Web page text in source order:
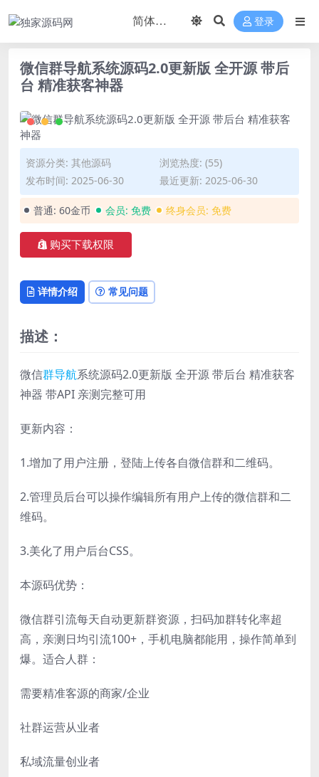
登录
微信群导航系统源码2.0更新版 全开源 带后
台 精准获客神器
资源分类: 其他源码
浏览热度: (55)
发布时间: 2025-06-30
最近更新: 2025-06-30
普通: 60金币 会员: 免费 终身会员: 免费
购买下载权限
详情介绍 常见问题
描述：
微信群导航系统源码2.0更新版 全开源 带后台 精准获客
神器 带API 亲测完整可用
更新内容：
1.增加了用户注册，登陆上传各自微信群和二维码。
2.管理员后台可以操作编辑所有用户上传的微信群和二
维码。
3.美化了用户后台CSS。
本源码优势：
微信群引流每天自动更新群资源，扫码加群转化率超
高，亲测日均引流100+，手机电脑都能用，操作简单到
爆。适合人群：
需要精准客源的商家/企业
社群运营从业者
私域流量创业者